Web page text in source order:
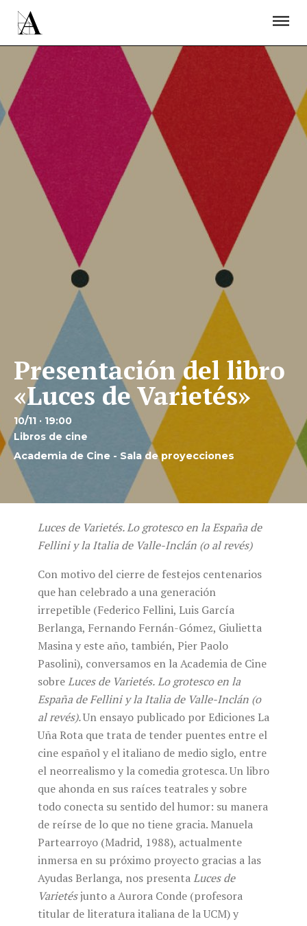
Presentación del libro
«Luces de Varietés»
10/11 · 19:00
Libros de cine
Academia de Cine - Sala de proyecciones
Luces de Varietés. Lo grotesco en la España de
Fellini y la Italia de Valle-Inclán (o al revés)
Con motivo del cierre de festejos centenarios
que han celebrado a una generación
irrepetible (Federico Fellini, Luis García
Berlanga, Fernando Fernán-Gómez, Giulietta
Masina y este año, también, Pier Paolo
Pasolini), conversamos en la Academia de Cine
sobreLuces de Varietés.Lo grotesco en la
España de Fellini y la Italia de Valle-Inclán (o
al revés).Un ensayo publicado por Ediciones La
Uña Rota que trata de tender puentes entre el
cine español y el italiano de medio siglo, entre
el neorrealismo y la comedia grotesca. Un libro
que ahonda en sus raíces teatrales y sobre
todo conecta su sentido del humor: su manera
de reírse de lo que no tiene gracia. Manuela
Partearroyo (Madrid, 1988), actualmente
inmersa en su próximo proyecto gracias a las
Ayudas Berlanga, nos presentaLuces de
Varietésjunto a Aurora Conde (profesora
titular de literatura italiana de la UCM) y
ACTUALIDAD
ÚNETE A LA ACADEMIA DE CINE